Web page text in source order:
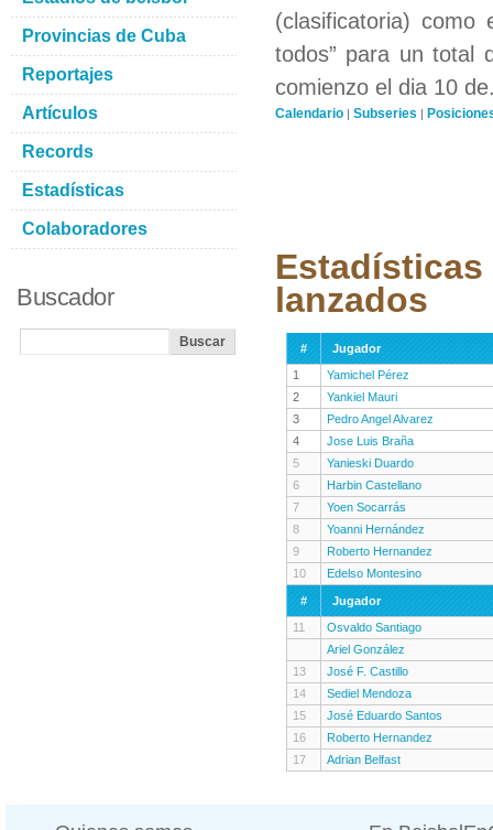
(clasificatoria) como
todos” para un total
comienzo el dia 10
Calendario | Subseries |
lanzados
#
Jugador
1
Yamichel Pérez
2
Yankiel Mauri
3
Pedro Angel Alvarez
4
Jose Luis Braña
5
Yanieski Duardo
6
Harbin Castellano
7
Yoen Socarrás
8
Yoanni Hernández
9
Roberto Hernandez
10
Edelso Montesino
#
Jugador
11
Osvaldo Santiago
Ariel González
13
José F. Castillo
14
Sediel Mendoza
15
José Eduardo Santos
16
Roberto Hernandez
17
Adrian Belfast
Provincias de Cuba
Reportajes
Artículos
Records
Estadísticas
Colaboradores
Buscador